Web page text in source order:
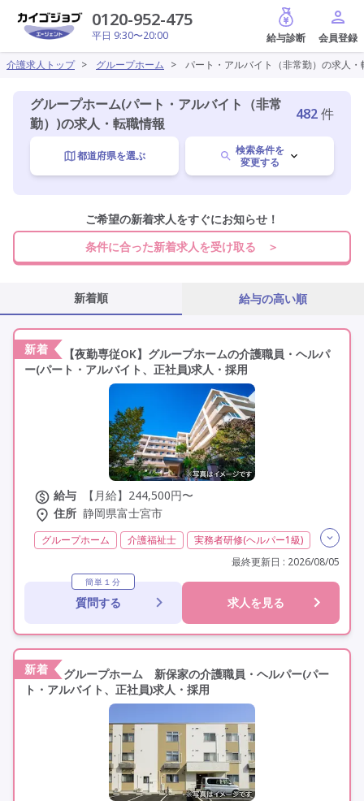
0120-952-475
平日 9:30〜20:00
給与診断
介護求人トップ > グループホーム > パート・アルバイト（非常勤）の求人・
グループホーム(パート・アルバイト（非常
勤）)の求人・転職情報
482件
都道府県を選ぶ
検索条件を
変更する
職種を選ぶ
グループホーム
パート・アルバイト 変更
ご希望の新着求人をすぐにお知らせ！
条件に合った新着求人を受け取る ＞
新着順 給与の高い順
新着
【夜勤専従OK】グループホームの介護職員・ヘルパ
ー(パート・アルバイト、正社員)求人・採用
給与
【月給】244,500円〜
住所 静岡県富士宮市
グループホーム 介護福祉士
実務者研修(ヘルパー1級)
夜勤専従
残業月20時間以内
非常勤
社会保険完備
交通費支給
年間休日110日以上
学歴不問
車通勤可
最終更新日 : 2026/08/05
簡単１分
質問する 求人を見る
新着
グループホーム 新保家の介護職員・ヘルパー(パー
ト・アルバイト、正社員)求人・採用